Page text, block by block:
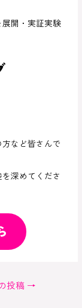
展開・実証実験
など皆さんで
深めてくださ
投稿 →